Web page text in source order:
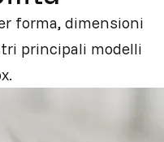
forma, dimensioni
principali modelli